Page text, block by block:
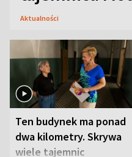
Aktualności
Ten budynek ma ponad
dwa kilometry. Skrywa
wiele tajemnic